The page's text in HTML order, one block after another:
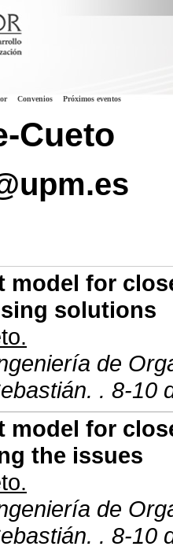
Convenios Próximos eventos
Cueto
model for
solutions
de
. 8-10
model for
the issues
de
. 8-10